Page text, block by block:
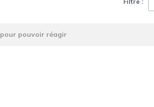
pour pouvoir réagir